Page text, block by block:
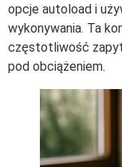
opcje autoload i
wykonywania. Ta
częstotliwość
pod obciążeniem.